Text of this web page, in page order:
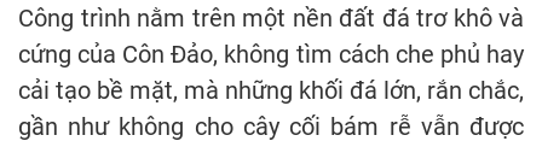
Công trình nằm trên một nền đất đá trơ khô và
cứng của Côn Đảo, không tìm cách che phủ hay
cải tạo bề mặt, mà những khối đá lớn, rắn chắc,
gần như không cho cây cối bám rễ vẫn được